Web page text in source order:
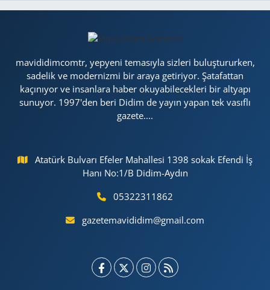
mavididimcomtr, yepyeni temasıyla sizleri buluştururken,
sadelik ve modernizmi bir araya getiriyor. Şatafattan
kaçınıyor ve insanlara haber okuyabilecekleri bir altyapı
sunuyor. 1997'den beri Didim de yayın yapan tek vasıflı
gazete....
Atatürk Bulvarı Efeler Mahallesi 1398 sokak Efendi İş
Hanı No:1/B Didim-Aydın
05322311862
gazetemavididim@gmail.com